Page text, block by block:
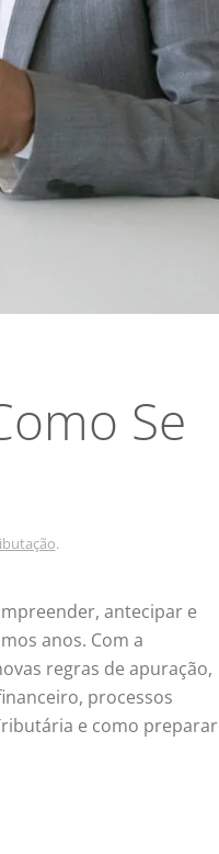
Se
.
antecipar e
anos. Com a
regras de apuração,
processos
e como preparar